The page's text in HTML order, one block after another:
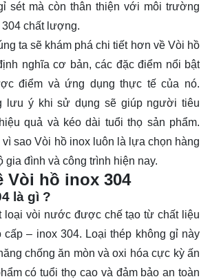
sét mà còn thân thiện với môi trường
chất lượng.
ta sẽ khám phá chi tiết hơn về Vòi hồ
nghĩa cơ bản, các đặc điểm nổi bật
điểm và ứng dụng thực tế của nó.
lưu ý khi sử dụng sẽ giúp người tiêu
quả và kéo dài tuổi thọ sản phẩm.
vì sao Vòi hồ inox luôn là lựa chọn hàng
gia đình và công trình hiện nay.
Vòi hồ inox 304
là gì ?
loại vòi nước được chế tạo từ chất liệu
cấp – inox 304. Loại thép không gỉ này
chống ăn mòn và oxi hóa cực kỳ ấn
có tuổi thọ cao và đảm bảo an toàn